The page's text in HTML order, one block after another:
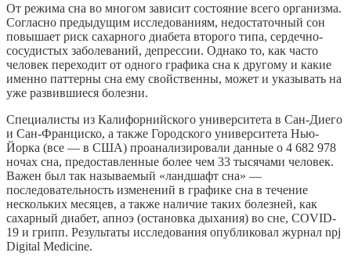
От режима сна во многом зависит состояние всего организма.
Согласно предыдущим исследованиям, недостаточный сон
повышает риск сахарного диабета второго типа, сердечно-
сосудистых заболеваний, депрессии. Однако то, как часто
человек переходит от одного графика сна к другому и какие
именно паттерны сна ему свойственны, может и указывать на
уже развившиеся болезни.
Специалисты из Калифорнийского университета в Сан-Диего
и Сан-Франциско, а также Городского университета Нью-
Йорка (все — в США) проанализировали данные о 4 682 978
ночах сна, предоставленные более чем 33 тысячами человек.
Важен был так называемый «ландшафт сна» —
последовательность изменений в графике сна в течение
нескольких месяцев, а также наличие таких болезней, как
сахарный диабет, апноэ (остановка дыхания) во сне, COVID-
19 и грипп. Результаты исследования опубликовал журнал npj
Digital Medicine.